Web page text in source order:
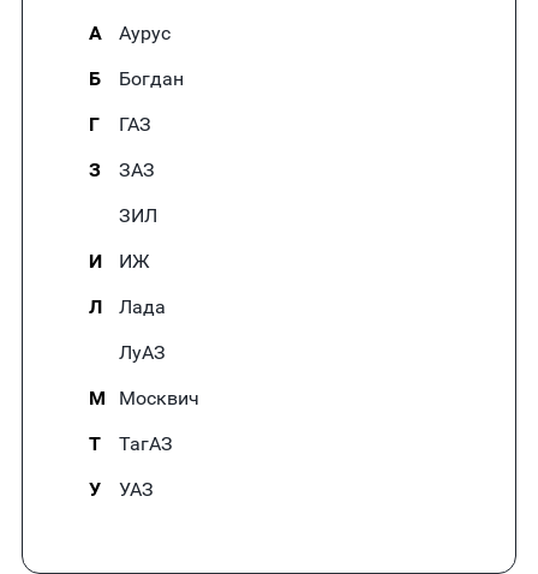
А
Аурус
Б
Богдан
Г
ГАЗ
З
ЗАЗ
ЗИЛ
И
ИЖ
Л
Лада
ЛуАЗ
М
Москвич
Т
ТагАЗ
У
УАЗ